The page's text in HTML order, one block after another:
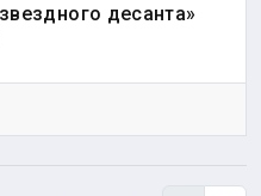
десанта»